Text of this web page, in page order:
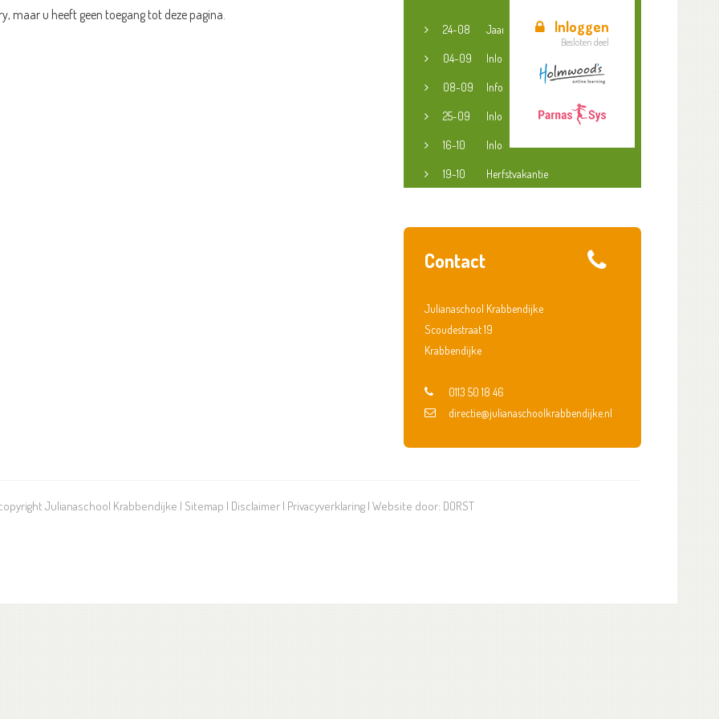
Inloggen
Besloten deel
maar u heeft geen toegang tot deze pagina.
24-08 Jaaropening
04-09 Inloopspreekuur jeugdconsulent
08-09 Informatieavond groep 3-8
25-09 Inloopspreekuur jeugdconsulent
16-10 Inloopspreekuur jeugdconsulent
19-10 Herfstvakantie
Contact
Julianaschool Krabbendijke
Scoudestraat 19
Krabbendijke
0113 50 18 46
directie@julianaschoolkrabbendijke.nl
Julianaschool Krabbendijke | Sitemap | Disclaimer | Privacyverklaring | Website door: DORST